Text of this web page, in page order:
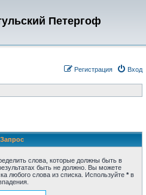
Петергоф
Вход
Регистрация
Запрос
слова, которые должны быть в
быть не должно. Вы можете
любого слова из списка. Используйте * в